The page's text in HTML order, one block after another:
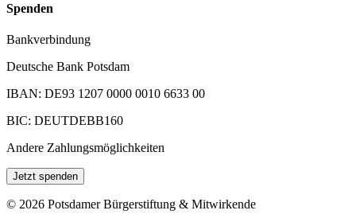
Spenden
Bankverbindung
Deutsche Bank Potsdam
IBAN: DE93 1207 0000 0010 6633 00
BIC: DEUTDEBB160
Andere Zahlungsmöglichkeiten
Jetzt spenden
© 2026 Potsdamer Bürgerstiftung & Mitwirkende